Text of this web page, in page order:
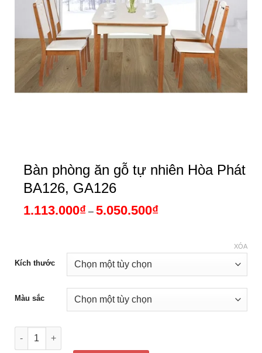
Bàn phòng ăn gỗ tự nhiên Hòa Phát
BA126, GA126
1.113.000₫ – 5.050.500₫Khoảng
5.050.500₫
Kích thước
Màu sắc
XÓA
Bàn phòng ăn gỗ tự nhiên Hòa Phát BA126, GA126 số lượng